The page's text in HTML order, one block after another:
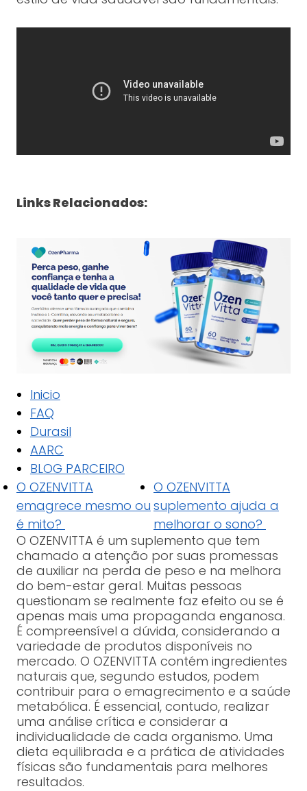
Links Relacionados:
Inicio
FAQ
Durasil
AARC
BLOG PARCEIRO
O OZENVITTA
emagrece mesmo ou
é mito?
O OZENVITTA
suplemento ajuda a
melhorar o sono?
O OZENVITTA é um suplemento que tem
chamado a atenção por suas promessas
de auxiliar na perda de peso e na melhora
do bem-estar geral. Muitas pessoas
questionam se realmente faz efeito ou se é
apenas mais uma propaganda enganosa.
É compreensível a dúvida, considerando a
variedade de produtos disponíveis no
mercado. O OZENVITTA contém ingredientes
naturais que, segundo estudos, podem
contribuir para o emagrecimento e a saúde
metabólica. É essencial, contudo, realizar
uma análise crítica e considerar a
individualidade de cada organismo. Uma
dieta equilibrada e a prática de atividades
físicas são fundamentais para melhores
resultados.